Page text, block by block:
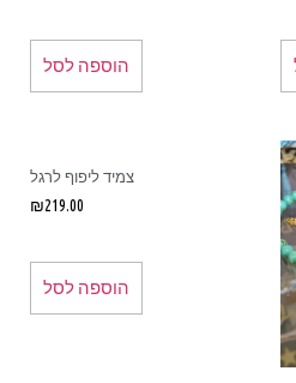
הוספה לסל
צמיד ליפוף לרגל
₪219.00
הוספה לסל